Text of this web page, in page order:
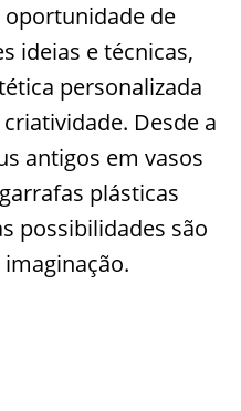
oportunidade de
ideias e técnicas,
personalizada
Desde a
antigos em vasos
plásticas
possibilidades são